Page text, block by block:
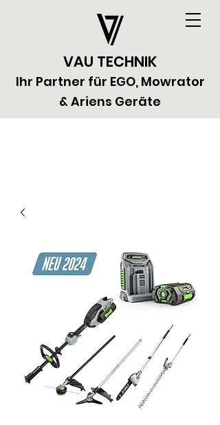
VAU TECHNIK
Ihr Partner für EGO, Mowrator
& Ariens Geräte